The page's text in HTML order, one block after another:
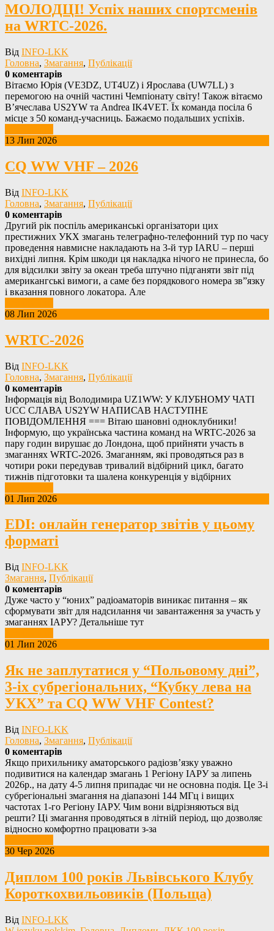
МОЛОДЦІ! Успіх наших спортсменів
на WRTC-2026.
Від INFO-LKK
Головна, Змагання, Публікації
0 коментарів
Вітаємо Юрія (VE3DZ, UT4UZ) і Ярослава (UW7LL) з
перемогою на очній частині Чемпіонату світу! Також вітаємо
В’ячеслава US2YW та Andrea IK4VET. Їх команда посіла 6
місце з 50 команд-учасниць. Бажаємо подальших успіхів.
13 Лип 2026
CQ WW VHF – 2026
Від INFO-LKK
Головна, Змагання, Публікації
0 коментарів
Другий рік поспіль американські організатори цих
престижних УКХ змагань телеграфно-телефонний тур по часу
проведення навмисне накладають на 3-й тур IARU – перші
вихідні липня. Крім шкоди ця накладка нічого не принесла, бо
для відсилки звіту за океан треба штучно підганяти звіт під
американгські вимоги, а саме без порядкового номера зв”язку
і вказання повного локатора. Але
08 Лип 2026
WRTC-2026
Від INFO-LKK
Головна, Змагання, Публікації
0 коментарів
Інформація від Володимира UZ1WW: У КЛУБНОМУ ЧАТІ
UCC СЛАВА US2YW НАПИСАВ НАСТУПНЕ
ПОВІДОМЛЕННЯ === Вітаю шановні одноклубники!
Інформую, що українська частина команд на WRTC-2026 за
пару годин вирушає до Лондона, щоб прийняти участь в
змаганнях WRTC-2026. Змаганням, які проводяться раз в
чотири роки передував тривалий відбірний цикл, багато
тижнів підготовки та шалена конкуренція у відбірних
01 Лип 2026
EDI: онлайн генератор звітів у цьому
форматі
Від INFO-LKK
Змагання, Публікації
0 коментарів
Дуже часто у “юних” радіоаматорів виникає питання – як
сформувати звіт для надсилання чи завантаження за участь у
змаганнях ІАРУ? Детальніше тут
01 Лип 2026
Як не заплутатися у “Польовому дні”,
3-іх субрегіональних, “Кубку лева на
УКХ” та CQ WW VHF Contest?
Від INFO-LKK
Головна, Змагання, Публікації
0 коментарів
Якщо прихильнику аматорського радіозв’язку уважно
подивитися на календар змагань 1 Регіону ІАРУ за липень
2026р., на дату 4-5 липня припадає чи не основна подія. Це 3-і
субрегіональні змагання на діапазоні 144 МГц і вищих
частотах 1-го Регіону ІАРУ. Чим вони відрізняються від
решти? Ці змагання проводяться в літній період, що дозволяє
відносно комфортно працювати з-за
30 Чер 2026
Диплом 100 років Львівського Клубу
Короткохвильовиків (Польща)
Від INFO-LKK